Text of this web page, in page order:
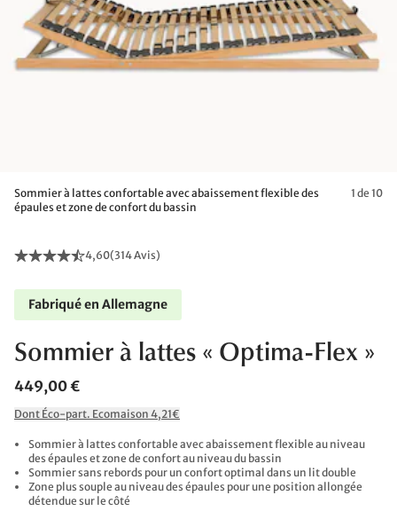
Sommier à lattes confortable avec abaissement flexible des
épaules et zone de confort du bassin
1 de 10
4,60(314 Avis)
Fabriqué en Allemagne
Sommier à lattes « Optima-Flex »
449,00 €
Dont Éco-part. Ecomaison 4,21€
Sommier à lattes confortable avec abaissement flexible au niveau
des épaules et zone de confort au niveau du bassin
Sommier sans rebords pour un confort optimal dans un lit double
Zone plus souple au niveau des épaules pour une position allongée
détendue sur le côté